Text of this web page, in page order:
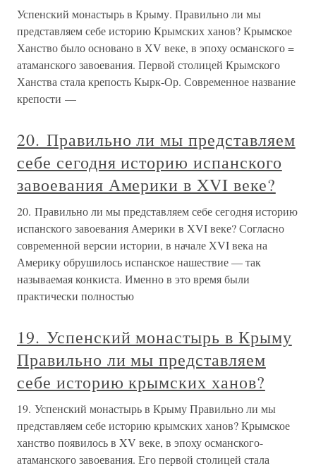
Успенский монастырь в Крыму. Правильно ли мы
представляем себе историю Крымских ханов? Крымское
Ханство было основано в XV веке, в эпоху османского =
атаманского завоевания. Первой столицей Крымского
Ханства стала крепость Кырк-Ор. Современное название
крепости —
20. Правильно ли мы представляем
себе сегодня историю испанского
завоевания Америки в XVI веке?
20. Правильно ли мы представляем себе сегодня историю
испанского завоевания Америки в XVI веке? Согласно
современной версии истории, в начале XVI века на
Америку обрушилось испанское нашествие — так
называемая конкиста. Именно в это время были
практически полностью
19. Успенский монастырь в Крыму
Правильно ли мы представляем
себе историю крымских ханов?
19. Успенский монастырь в Крыму Правильно ли мы
представляем себе историю крымских ханов? Крымское
ханство появилось в XV веке, в эпоху османского-
атаманского завоевания. Его первой столицей стала